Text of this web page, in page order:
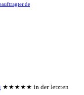
★★★★★ in der letzten